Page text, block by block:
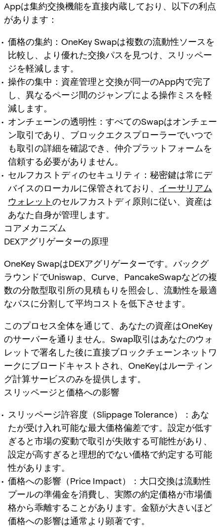
Appは集約交換機能を直接内蔵しており、以下の利点
があります：
価格の集約：OneKey Swapは複数の流動性ソースを
比較し、より優れた交換パスを見つけ、スリッペー
ジを軽減します。
操作の集中：資産管理と交換が同一のApp内で完了
し、異なるページ間のジャンプによる操作ミスを軽
減します。
オンチェーンの透明性：すべてのSwapはオンチェー
ン取引であり、ブロックエクスプローラーでいつで
も取引の詳細を確認でき、仲介プラットフォームを
信頼する必要がありません。
セルフカストディのセキュリティ：秘密鍵は常にデ
バイスのローカルに保管されており、 イーサリアム
ウォレットのセルフカストディ原則に従い、資産は
あなた自身が管理します。
コアメカニズム
DEXアグリゲーターの原理
OneKey SwapはDEXアグリゲーターです。バックグ
ラウンドでUniswap、Curve、PancakeSwapなどの複
数の分散型取引所の見積もりを照会し、流動性を最適
なパスに分割して平均コストを低下させます。
このプロセス全体を通じて、あなたの資産はOneKey
のサーバーを通りません。Swap取引はあなたのウォ
レットで署名した後に直接ブロックチェーンネットワ
ークにブロードキャストされ、OneKeyはルーティン
グ計算サービスのみを提供します。
スリッページと価格への影響
スリッページ許容度（Slippage Tolerance）：あな
たが受け入れ可能な最大価格偏差です。設定が低す
ぎると市場の変動で取引が失敗する可能性があり、
設定が高すぎると理想的でない価格で約定する可能
性があります。
価格への影響（Price Impact）：大口交換は流動性
プールの準備金を消費し、実際の約定価格が市場価
格から乖離することがあります。金額が大きいほど
価格への影響は通常より顕著です。